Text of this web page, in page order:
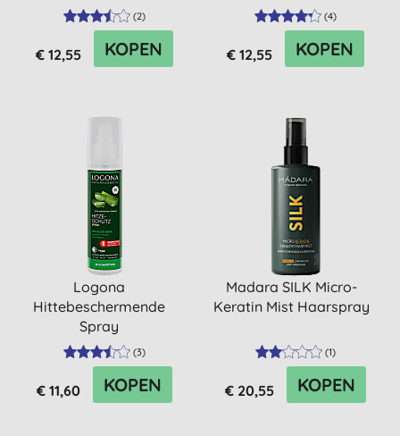
(2)
€ 12,55 KOPEN
(4)
€ 12,55 KOPEN
Logona
Hittebeschermende
Spray
(3)
€ 11,60 KOPEN
Madara SILK Micro-
Keratin Mist Haarspray
(1)
€ 20,55 KOPEN